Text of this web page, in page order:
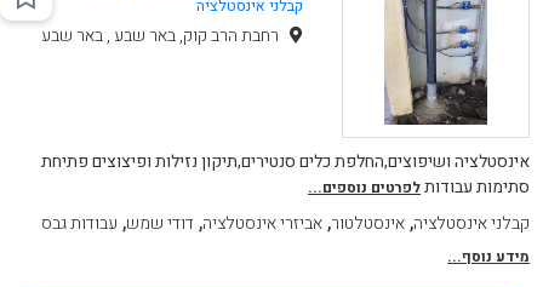
קבלני אינסטלציה
רחבת הרב קוק, באר שבע , באר שבע
אינסטלציה ושיפוצים,החלפת כלים סנטירים,תיקון נזילות ופיצוצים פתיחת
סתימות עבודותלפרטים נוספים...
קבלני אינסטלציה,אינסטלטור,אביזרי אינסטלציה,דודי שמש, עבודות גבס
מידע נוסף...